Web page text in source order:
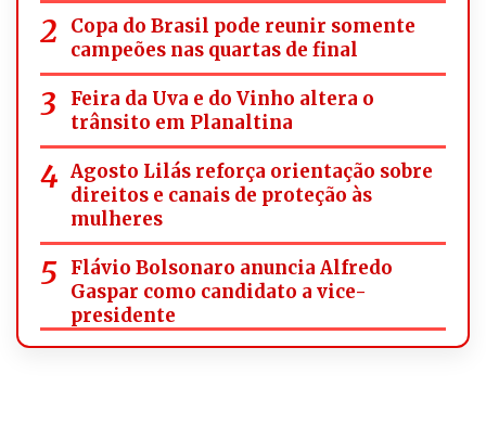
Copa do Brasil pode reunir somente
campeões nas quartas de final
Feira da Uva e do Vinho altera o
trânsito em Planaltina
Agosto Lilás reforça orientação sobre
direitos e canais de proteção às
mulheres
Flávio Bolsonaro anuncia Alfredo
Gaspar como candidato a vice-
presidente